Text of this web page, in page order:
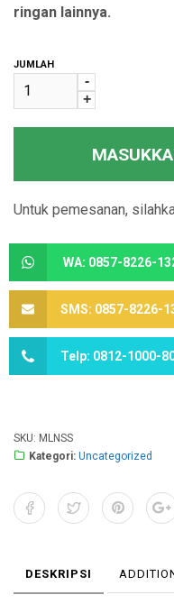
ringan lainnya.
JUMLAH
-
+
Untuk pemesanan,
WA: 0857-8226-
SMS: 0857-8226-
Telp: 0812-1000-
SKU: MLNSS
Kategori: Uncategorized
DESKRIPSI